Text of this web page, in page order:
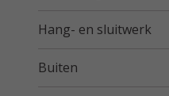
Hang- en sluitwerk
Buiten